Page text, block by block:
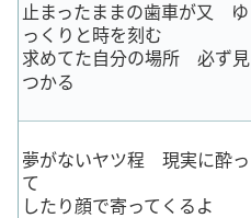
止まったままの歯車が又 ゆ
っくりと時を刻む
求めてた自分の場所 必ず見
つかる
夢がないヤツ程 現実に酔っ
て
したり顔で寄ってくるよ